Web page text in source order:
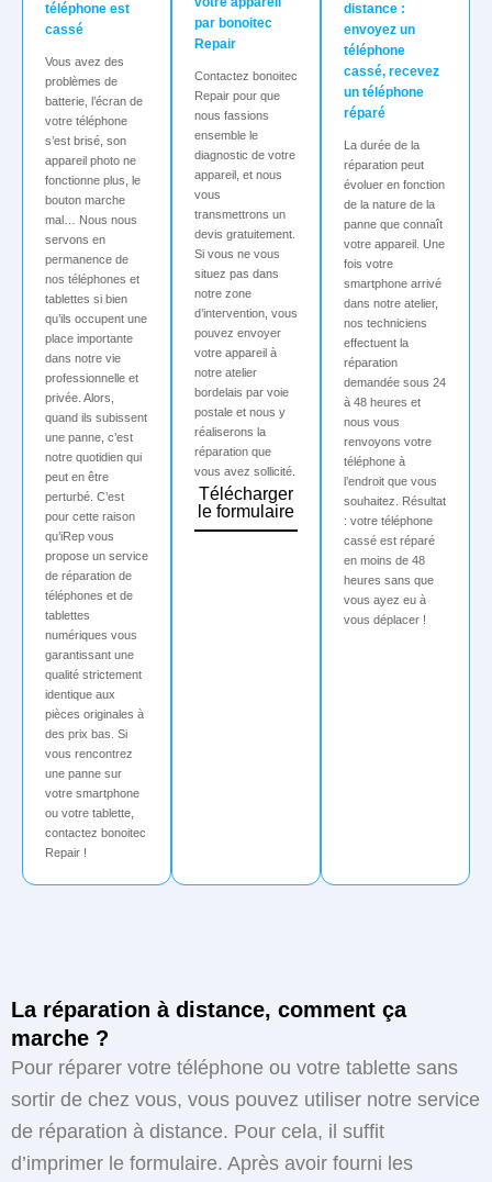
téléphone est
cassé
Vous avez des
problèmes de
batterie, l’écran de
votre téléphone
s’est brisé, son
appareil photo ne
fonctionne plus, le
bouton marche
mal… Nous nous
servons en
permanence de
nos téléphones et
tablettes si bien
qu’ils occupent une
place importante
dans notre vie
professionnelle et
privée. Alors,
quand ils subissent
une panne, c’est
notre quotidien qui
peut en être
perturbé. C’est
pour cette raison
qu’iRep vous
propose un service
de réparation de
téléphones et de
tablettes
numériques vous
garantissant une
qualité strictement
identique aux
pièces originales à
des prix bas. Si
vous rencontrez
une panne sur
votre smartphone
ou votre tablette,
contactez bonoitec
Repair !
par bonoitec
Repair
Contactez bonoitec
Repair pour que
nous fassions
ensemble le
diagnostic de votre
appareil, et nous
vous
transmettrons un
devis gratuitement.
Si vous ne vous
situez pas dans
notre zone
d’intervention, vous
pouvez envoyer
votre appareil à
notre atelier
bordelais par voie
postale et nous y
réaliserons la
réparation que
vous avez sollicité.
Télécharger
le formulaire
distance :
envoyez un
téléphone
cassé, recevez
un téléphone
réparé
La durée de la
réparation peut
évoluer en fonction
de la nature de la
panne que connaît
votre appareil. Une
fois votre
smartphone arrivé
dans notre atelier,
nos techniciens
effectuent la
réparation
demandée sous 24
à 48 heures et
nous vous
renvoyons votre
téléphone à
l’endroit que vous
souhaitez. Résultat
: votre téléphone
cassé est réparé
en moins de 48
heures sans que
vous ayez eu à
vous déplacer !
La réparation à distance, comment ça
marche ?
Pour réparer votre téléphone ou votre tablette sans
sortir de chez vous, vous pouvez utiliser notre service
de réparation à distance. Pour cela, il suffit
d’imprimer le formulaire. Après avoir fourni les